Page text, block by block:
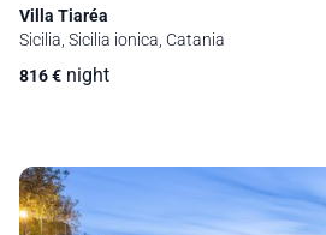
Villa Tiaréa
Sicilia, Sicilia ionica, Catania
816€ night